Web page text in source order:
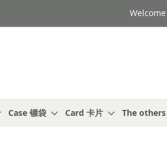
Case 镖袋 Card 卡片 The others